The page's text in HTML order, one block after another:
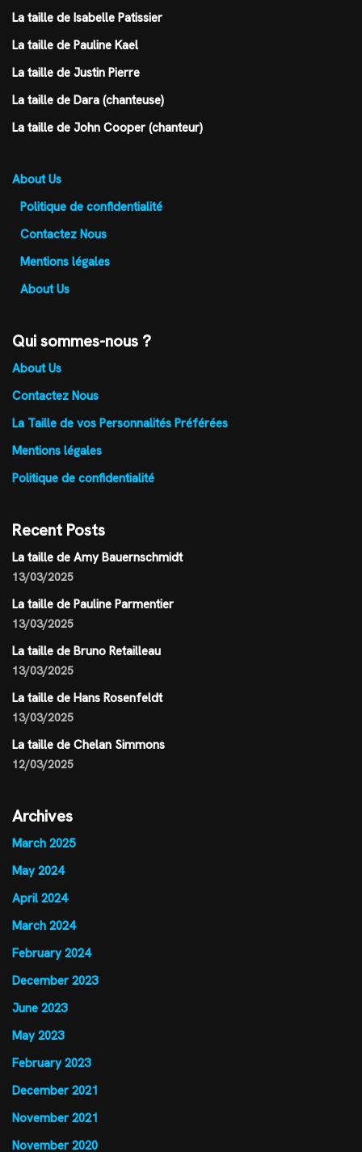
La taille de Isabelle Patissier
La taille de Pauline Kael
La taille de Justin Pierre
La taille de Dara (chanteuse)
La taille de John Cooper (chanteur)
About Us
Politique de confidentialité
Contactez Nous
Mentions légales
About Us
Qui sommes-nous ?
About Us
Contactez Nous
La Taille de vos Personnalités Préférées
Mentions légales
Politique de confidentialité
Recent Posts
La taille de Amy Bauernschmidt
13/03/2025
La taille de Pauline Parmentier
13/03/2025
La taille de Bruno Retailleau
13/03/2025
La taille de Hans Rosenfeldt
13/03/2025
La taille de Chelan Simmons
12/03/2025
Archives
March 2025
May 2024
April 2024
March 2024
February 2024
December 2023
June 2023
May 2023
February 2023
December 2021
November 2021
November 2020